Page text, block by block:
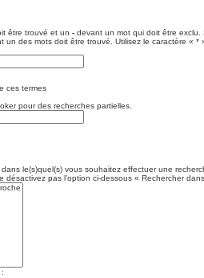
être trouvé et un - devant un mot qui doit être
un des mots doit être trouvé. Utilisez le caractère « *
ces termes
pour des recherches partielles.
le(s)quel(s) vous souhaitez effectuer une
désactivez pas l’option ci-dessous « Rechercher